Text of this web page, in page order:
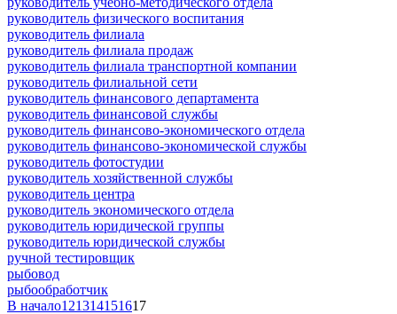
руководитель физического воспитания
руководитель филиала
руководитель филиала продаж
руководитель филиала транспортной компании
руководитель филиальной сети
руководитель финансового департамента
руководитель финансовой службы
руководитель финансово-экономического отдела
руководитель финансово-экономической службы
руководитель фотостудии
руководитель хозяйственной службы
руководитель центра
руководитель экономического отдела
руководитель юридической группы
руководитель юридической службы
ручной тестировщик
рыбовод
рыбообработчик
В начало121314151617